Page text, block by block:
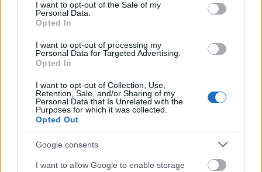
I want to opt-out of the Sale of my
Personal Data.
Opted In
I want to opt-out of processing my
Personal Data for Targeted Advertising.
Opted In
I want to opt-out of Collection, Use,
Retention, Sale, and/or Sharing of my
Personal Data that Is Unrelated with the
Purposes for which it was collected.
Opted Out
Google consents
I want to allow Google to enable storage
ελληνικό σιδηρόδρομο μετά την τραγωδία των
Τεμπών.